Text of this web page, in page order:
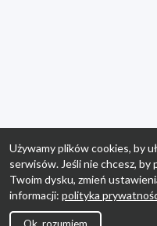
Używamy plików cookies, by
serwisów. Jeśli nie chcesz, by
Twoim dysku, zmień
informacji: polityka